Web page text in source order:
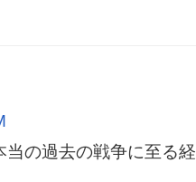
の過去の戦争に至る